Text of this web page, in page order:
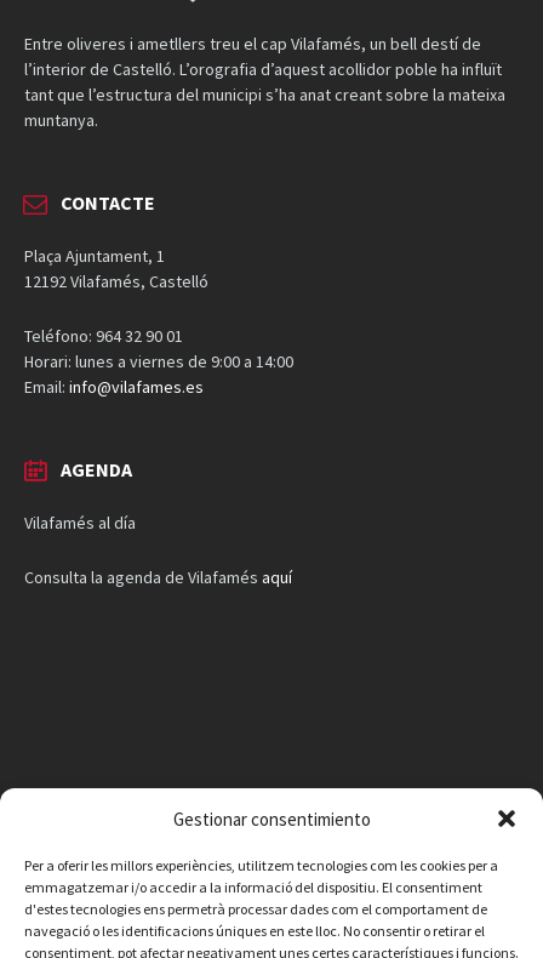
Gestionar consentimiento
Per a oferir les millors experiències, utilitzem tecnologies com les cookies per a
emmagatzemar i/o accedir a la informació del dispositiu. El consentiment
d'estes tecnologies ens permetrà processar dades com el comportament de
navegació o les identificacions úniques en este lloc. No consentir o retirar el
consentiment, pot afectar negativament unes certes característiques i funcions.
Entre oliveres i ametllers treu el cap Vilafamés, un bell destí de
l’interior de Castelló. L’orografia d’aquest acollidor poble ha influït
tant que l’estructura del municipi s’ha anat creant sobre la mateixa
muntanya.
CONTACTE
Plaça Ajuntament, 1
12192 Vilafamés, Castelló
Teléfono: 964 32 90 01
Horari: lunes a viernes de 9:00 a 14:00
Email: info@vilafames.es
AGENDA
Vilafamés al día
Consulta la agenda de Vilafamés aquí